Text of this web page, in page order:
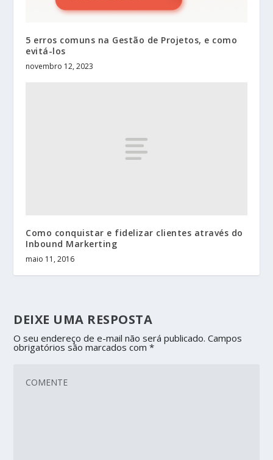
5 erros comuns na Gestão de Projetos, e como
evitá-los
novembro 12, 2023
Como conquistar e fidelizar clientes através do
Inbound Markerting
maio 11, 2016
DEIXE UMA RESPOSTA
O seu endereço de e-mail não será publicado. Campos
obrigatórios são marcados com*